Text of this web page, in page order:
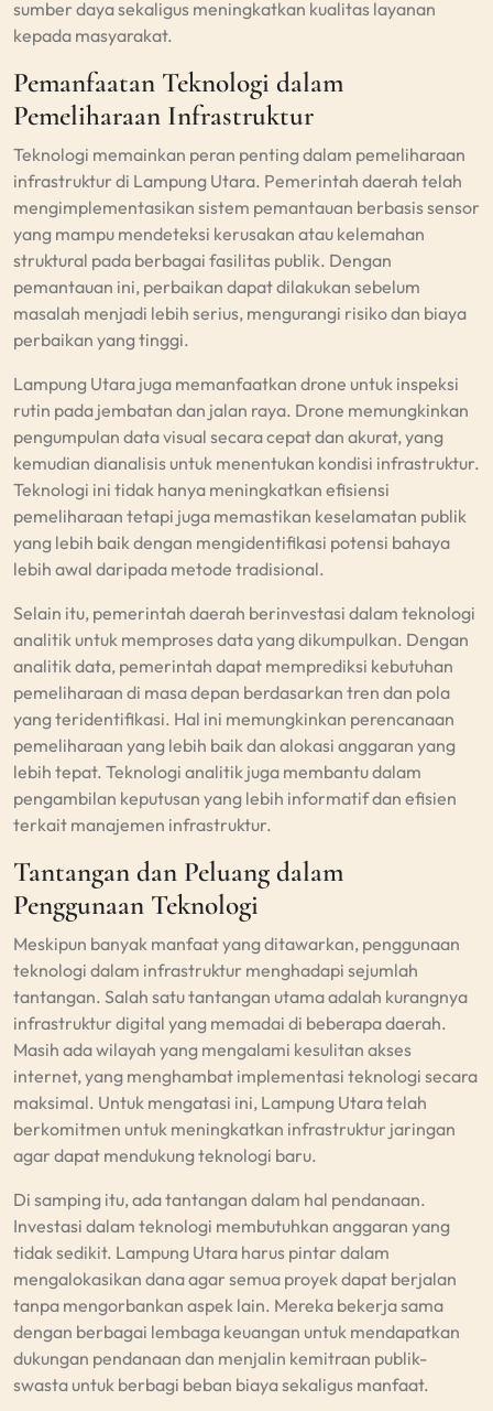
sumber daya sekaligus meningkatkan kualitas layanan
kepada masyarakat.
Pemanfaatan Teknologi dalam
Pemeliharaan Infrastruktur
Teknologi memainkan peran penting dalam pemeliharaan
infrastruktur di Lampung Utara. Pemerintah daerah telah
mengimplementasikan sistem pemantauan berbasis sensor
yang mampu mendeteksi kerusakan atau kelemahan
struktural pada berbagai fasilitas publik. Dengan
pemantauan ini, perbaikan dapat dilakukan sebelum
masalah menjadi lebih serius, mengurangi risiko dan biaya
perbaikan yang tinggi.
Lampung Utara juga memanfaatkan drone untuk inspeksi
rutin pada jembatan dan jalan raya. Drone memungkinkan
pengumpulan data visual secara cepat dan akurat, yang
kemudian dianalisis untuk menentukan kondisi infrastruktur.
Teknologi ini tidak hanya meningkatkan efisiensi
pemeliharaan tetapi juga memastikan keselamatan publik
yang lebih baik dengan mengidentifikasi potensi bahaya
lebih awal daripada metode tradisional.
Selain itu, pemerintah daerah berinvestasi dalam teknologi
analitik untuk memproses data yang dikumpulkan. Dengan
analitik data, pemerintah dapat memprediksi kebutuhan
pemeliharaan di masa depan berdasarkan tren dan pola
yang teridentifikasi. Hal ini memungkinkan perencanaan
pemeliharaan yang lebih baik dan alokasi anggaran yang
lebih tepat. Teknologi analitik juga membantu dalam
pengambilan keputusan yang lebih informatif dan efisien
terkait manajemen infrastruktur.
Tantangan dan Peluang dalam
Penggunaan Teknologi
Meskipun banyak manfaat yang ditawarkan, penggunaan
teknologi dalam infrastruktur menghadapi sejumlah
tantangan. Salah satu tantangan utama adalah kurangnya
infrastruktur digital yang memadai di beberapa daerah.
Masih ada wilayah yang mengalami kesulitan akses
internet, yang menghambat implementasi teknologi secara
maksimal. Untuk mengatasi ini, Lampung Utara telah
berkomitmen untuk meningkatkan infrastruktur jaringan
agar dapat mendukung teknologi baru.
Di samping itu, ada tantangan dalam hal pendanaan.
Investasi dalam teknologi membutuhkan anggaran yang
tidak sedikit. Lampung Utara harus pintar dalam
mengalokasikan dana agar semua proyek dapat berjalan
tanpa mengorbankan aspek lain. Mereka bekerja sama
dengan berbagai lembaga keuangan untuk mendapatkan
dukungan pendanaan dan menjalin kemitraan publik-
swasta untuk berbagi beban biaya sekaligus manfaat.